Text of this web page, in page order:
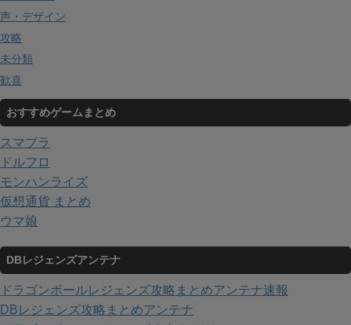
声・デザイン
攻略
未分類
歓喜
おすすめゲームまとめ
スマブラ
ドルフロ
モンハンライズ
仮想通貨 まとめ
ウマ娘
DBレジェンズアンテナ
ドラゴンボールレジェンズ攻略まとめアンテナ速報
DBレジェンズ攻略まとめアンテナ